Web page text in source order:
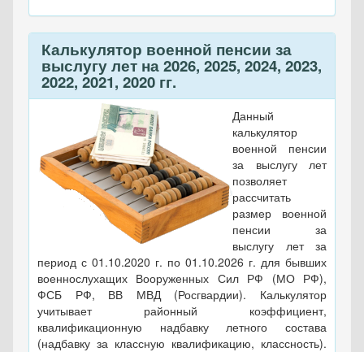
Калькулятор военной пенсии за
выслугу лет на 2026, 2025, 2024, 2023,
2022, 2021, 2020 гг.
Данный
калькулятор
военной пенсии
за выслугу лет
позволяет
рассчитать
размер военной
пенсии за
выслугу лет за
период с 01.10.2020 г. по 01.10.2026 г. для бывших
военнослухащих Вооруженных Сил РФ (МО РФ),
ФСБ РФ, ВВ МВД (Росгвардии). Калькулятор
учитывает районный коэффициент,
квалификационную надбавку летного состава
(надбавку за классную квалификацию, классность).